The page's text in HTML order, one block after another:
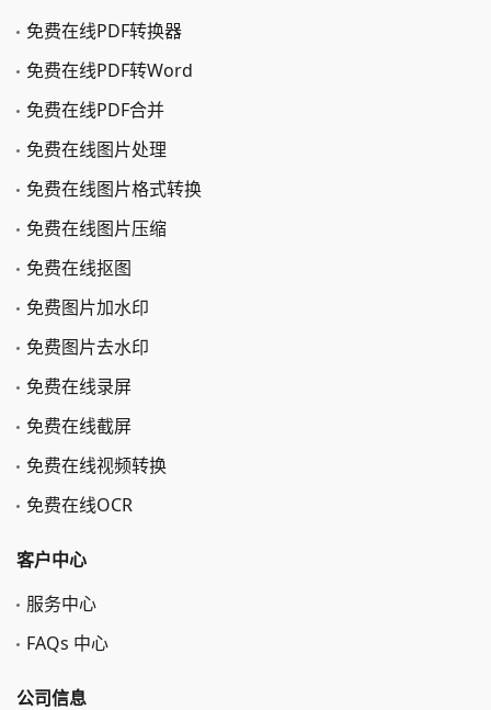
免费在线PDF转换器
免费在线PDF转Word
免费在线PDF合并
免费在线图片处理
免费在线图片格式转换
免费在线图片压缩
免费在线抠图
免费图片加水印
免费图片去水印
免费在线录屏
免费在线截屏
免费在线视频转换
免费在线OCR
客户中心
服务中心
FAQs 中心
公司信息